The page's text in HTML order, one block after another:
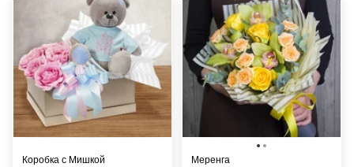
Коробка с Мишкой Меренга